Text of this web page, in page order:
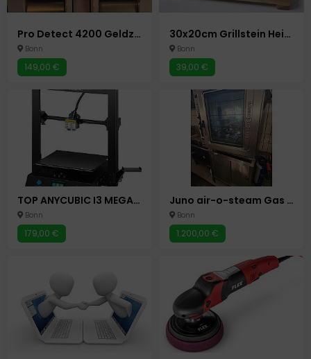
Pro Detect 4200 Geldzählmaschine Scheinzählmaschine Geld Zähler
Bonn
149,00 €
30x20cm Grillstein Heiße Platte Steakplatte Heißer Stein Steinplatte Hot Stone
Bonn
39,00 €
TOP ANYCUBIC I3 MEGA X - 3D DRUCKER MASCHINE PC COMPUTER BONN
Bonn
179,00 €
Juno air-o-steam Gas 38 kW Konvektomat Kombidämpfer Gastro Backofen Bonn
Bonn
1.200,00 €